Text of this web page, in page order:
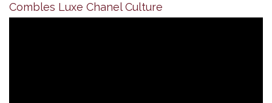
Combles Luxe Chanel Culture